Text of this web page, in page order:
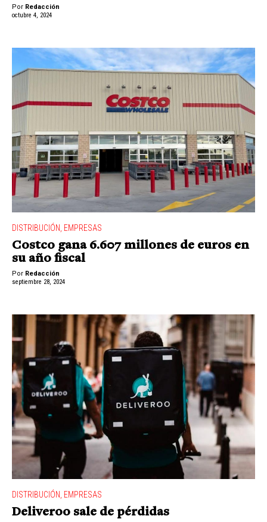
Por Redacción
octubre 4, 2024
DISTRIBUCIÓN, EMPRESAS
Costco gana 6.607 millones de euros en
su año fiscal
Por Redacción
septiembre 28, 2024
DISTRIBUCIÓN, EMPRESAS
Deliveroo sale de pérdidas